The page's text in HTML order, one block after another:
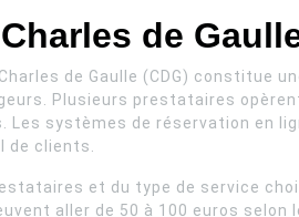
de
de Gaulle (CDG) constitue
Plusieurs prestataires
Les systèmes de réservation en
de clients.
et du type de service
aller de 50 à 100 euros